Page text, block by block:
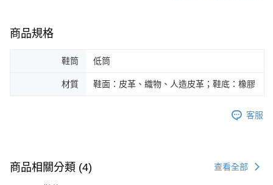
商品規格
鞋筒 低筒
材質 鞋面：皮革、織物、人造皮革；鞋底：橡膠
客服
商品相關分類 (4) 查看全部